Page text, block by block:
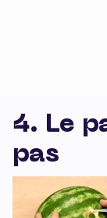
4. Le
pas